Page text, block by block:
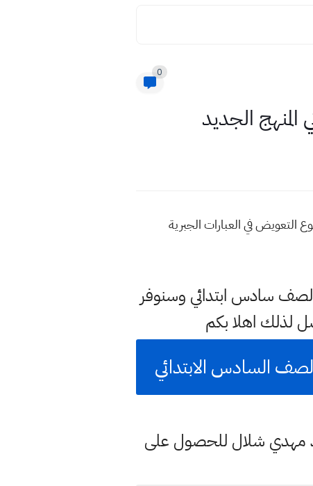
0
الجديد
التعويض في العبارات الجبرية
لصف سادس ابتدائي وسنوفر
لذلك اهلا بكم
السادس الابتدائي
مهدي شلال للحصول على